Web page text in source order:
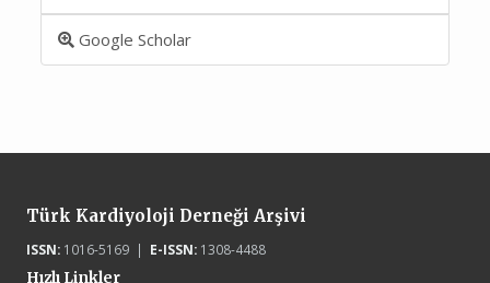
Google Scholar
Türk Kardiyoloji Derneği Arşivi
ISSN:1016-5169 | E-ISSN:1308-4488
Hızlı Linkler